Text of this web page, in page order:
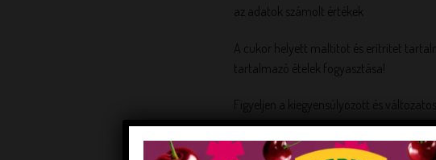
az adatok számolt értékek
A cukor helyett maltitot és eritritet
tartalmazó ételek fogyasztása!
Figyeljen a kiegyensúlyozott és